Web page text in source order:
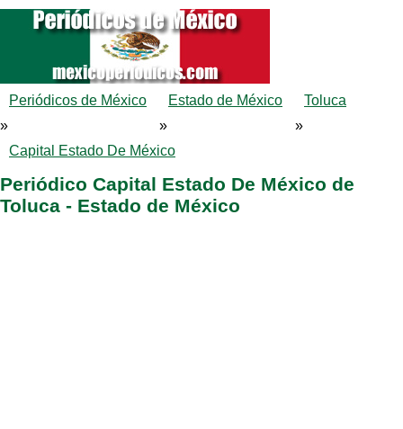
Periódicos de México
»
Estado de México
»
Toluca
»
Capital Estado De México
Periódico Capital Estado De México de
Toluca - Estado de México